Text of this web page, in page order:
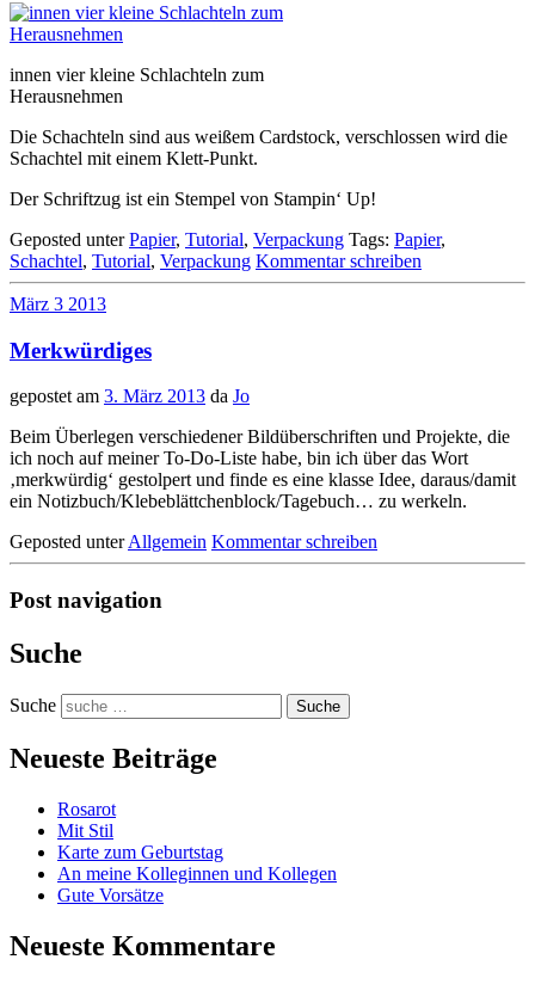
innen vier kleine Schlachteln zum
Herausnehmen
Die Schachteln sind aus weißem Cardstock, verschlossen wird die
Schachtel mit einem Klett-Punkt.
Der Schriftzug ist ein Stempel von Stampin‘ Up!
Geposted unterPapier, Tutorial, Verpackung Tags: Papier,
Schachtel, Tutorial, Verpackung Kommentar schreiben
März 3 2013
Merkwürdiges
gepostet am 3. März 2013 da Jo
Beim Überlegen verschiedener Bildüberschriften und Projekte, die
ich noch auf meiner To-Do-Liste habe, bin ich über das Wort
‚merkwürdig‘ gestolpert und finde es eine klasse Idee, daraus/damit
ein Notizbuch/Klebeblättchenblock/Tagebuch… zu werkeln.
Geposted unterAllgemein Kommentar schreiben
Post navigation
Suche
Suche
Neueste Beiträge
Rosarot
Mit Stil
Karte zum Geburtstag
An meine Kolleginnen und Kollegen
Gute Vorsätze
Neueste Kommentare